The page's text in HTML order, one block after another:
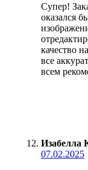
Супер!
оказался
качество
все
всем
Изабелла
07.02.2025